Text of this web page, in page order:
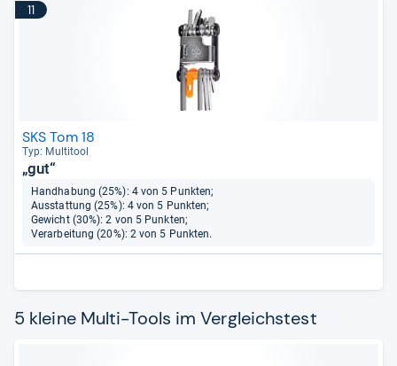
11
SKS Tom 18
Typ: Mul­ti­tool
„gut“
Handhabung (25%): 4 von 5 Punkten;
Ausstattung (25%): 4 von 5 Punkten;
Gewicht (30%): 2 von 5 Punkten;
Verarbeitung (20%): 2 von 5 Punkten.
5 kleine Multi-Tools im Vergleichstest